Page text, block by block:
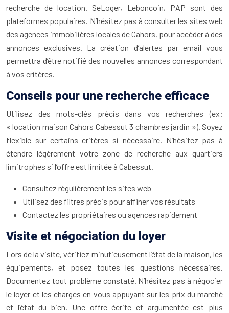
recherche de location. SeLoger, Leboncoin, PAP sont des
plateformes populaires. N’hésitez pas à consulter les sites web
des agences immobilières locales de Cahors, pour accéder à des
annonces exclusives. La création d’alertes par email vous
permettra d’être notifié des nouvelles annonces correspondant
à vos critères.
Conseils pour une recherche efficace
Utilisez des mots-clés précis dans vos recherches (ex:
« location maison Cahors Cabessut 3 chambres jardin »). Soyez
flexible sur certains critères si nécessaire. N’hésitez pas à
étendre légèrement votre zone de recherche aux quartiers
limitrophes si l’offre est limitée à Cabessut.
Consultez régulièrement les sites web
Utilisez des filtres précis pour affiner vos résultats
Contactez les propriétaires ou agences rapidement
Visite et négociation du loyer
Lors de la visite, vérifiez minutieusement l’état de la maison, les
équipements, et posez toutes les questions nécessaires.
Documentez tout problème constaté. N’hésitez pas à négocier
le loyer et les charges en vous appuyant sur les prix du marché
et l’état du bien. Une offre écrite et argumentée est plus